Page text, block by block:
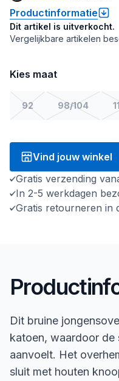
Productinformatie
Dit artikel is uitverkocht.
Vergelijkbare artikelen
Kies maat
92 98/104
Vind jouw winkel
Gratis verzending
In 2-5 werkdagen
Gratis retourneren in
Dit bruine
katoen, waardoor de
aanvoelt. Het
sluit met houten